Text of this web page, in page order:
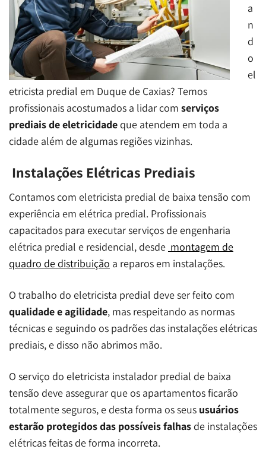
a
n
d
o
el
etricista predial em Duque de Caxias? Temos
profissionais acostumados a lidar com serviços
prediais de eletricidade que atendem em toda a
cidade além de algumas regiões vizinhas.
Instalações Elétricas Prediais
Contamos com eletricista predial de baixa tensão com
experiência em elétrica predial. Profissionais
capacitados para executar serviços de engenharia
elétrica predial e residencial, desde montagem de
quadro de distribuição a reparos em instalações.
O trabalho do eletricista predial deve ser feito com
qualidade e agilidade, mas respeitando as normas
técnicas e seguindo os padrões das instalações elétricas
prediais, e disso não abrimos mão.
O serviço do eletricista instalador predial de baixa
tensão deve assegurar que os apartamentos ficarão
totalmente seguros, e desta forma os seus usuários
estarão protegidos das possíveis falhas de instalações
elétricas feitas de forma incorreta.